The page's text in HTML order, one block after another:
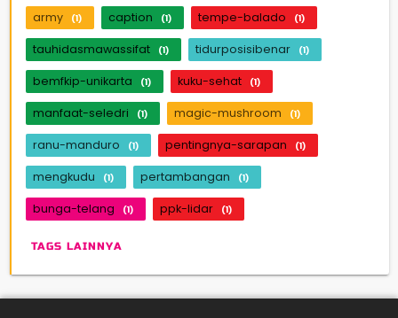
army (1) caption (1) tempe-balado (1)
tauhidasmawassifat (1) tidurposisibenar (1)
bemfkip-unikarta (1) kuku-sehat (1)
manfaat-seledri (1) magic-mushroom (1)
ranu-manduro (1) pentingnya-sarapan (1)
mengkudu (1) pertambangan (1)
bunga-telang (1) ppk-lidar (1)
TAGS LAINNYA